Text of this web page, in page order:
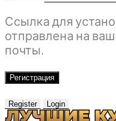
Ссылка для
отправлена ​​на
почты.
Регистрация
Register Login